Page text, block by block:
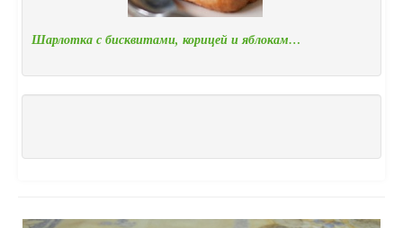
Шарлотка с бисквитами, корицей и яблокам…